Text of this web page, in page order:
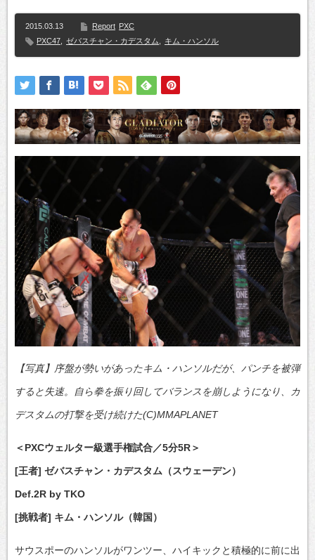
2015.03.13 Report PXC
PXC47
ゼバスチャン・カデスタム キム・ハンソル
【写真】序盤が勢いがあったキム・ハンソルだが、パンチを被弾
すると失速。自ら拳を振り回してバランスを崩しようになり、カ
デスタムの打撃を受け続けた(C)MMAPLANET
＜PXCウェルター級選手権試合／5分5R＞
[王者] ゼバスチャン・カデスタム（スウェーデン）
Def.2R by TKO
[挑戦者] キム・ハンソル（韓国）
サウスポーのハンソルがワンツー、ハイキックと積極的に前に出